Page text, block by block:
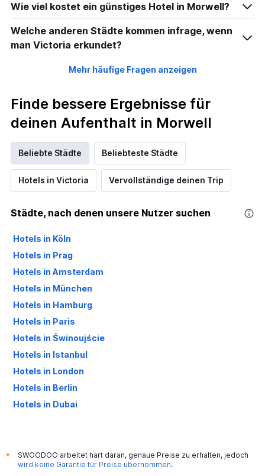
Wie viel kostet ein günstiges Hotel in Morwell?
Welche anderen Städte kommen infrage, wenn
man Victoria erkundet?
Mehr häufige Fragen anzeigen
Finde bessere Ergebnisse für
deinen Aufenthalt in Morwell
Beliebte Städte Beliebteste Städte
Hotels in Victoria Vervollständige deinen Trip
Städte, nach denen unsere Nutzer suchen
Hotels in Köln
Hotels in Prag
Hotels in Amsterdam
Hotels in München
Hotels in Hamburg
Hotels in Paris
Hotels in Świnoujście
Hotels in Istanbul
Hotels in London
Hotels in Berlin
Hotels in Dubai
*
SWOODOO arbeitet hart daran, genaue Preise zu erhalten, jedoch
wird keine Garantie für Preise übernommen.